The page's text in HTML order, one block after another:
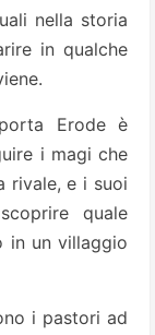
nella storia
in qualche
Erode è
i magi che
rivale, e i suoi
quale
in un villaggio
i pastori ad